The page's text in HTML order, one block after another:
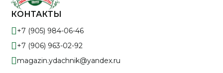
КОНТАКТЫ
+7 (905) 984-06-46
+7 (906) 963-02-92
magazin.ydachnik@yandex.ru